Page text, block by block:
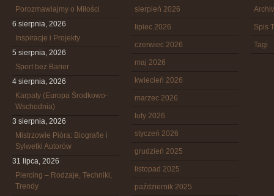
Porozmawiajmy o Miłości
6 sierpnia, 2026
Inspiracje i Projekty
5 sierpnia, 2026
Sport bez Barier
4 sierpnia, 2026
Karpaty (Europa Środkowo-
Wschodnia)
3 sierpnia, 2026
Mistrzowie Pióra: Biografie i
Sylwetki Autorów
31 lipca, 2026
Piercing – Rodzaje, Techniki,
Trendy
sierpień 2026
lipiec 2026
czerwiec 2026
maj 2026
kwiecień 2026
marzec 2026
luty 2026
styczeń 2026
grudzień 2025
listopad 2025
październik 2025
Spis
Tagi